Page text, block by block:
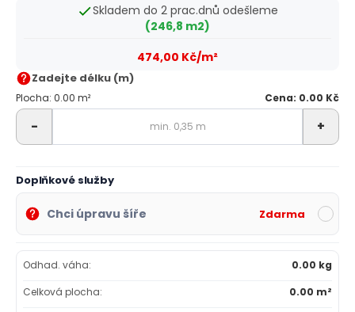
Zadejte délku (m)
Plocha: 0.00 m² Cena: 0.00 Kč
- +
Skladem do 2 prac.dnů odešleme
(246,8 m2)
474,00 Kč/m²
Doplňkové služby
Chci úpravu šíře Zdarma
Odhad. váha:
0.00 kg
Celková plocha:
0.00 m²